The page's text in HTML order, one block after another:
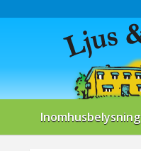
Inomhusbelysning